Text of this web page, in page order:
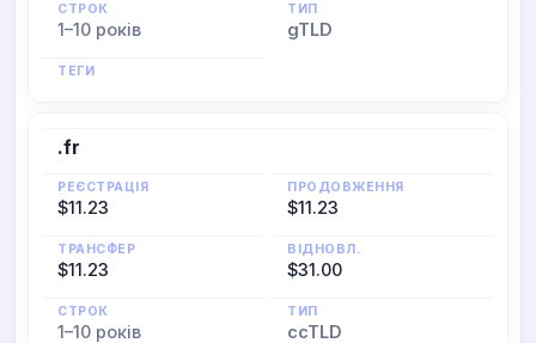
СТРОК
1–10 років
ТИП
gTLD
ТЕГИ
.fr
РЕЄСТРАЦІЯ
$11.23
ПРОДОВЖЕННЯ
$11.23
ТРАНСФЕР
$11.23
ВІДНОВЛ.
$31.00
СТРОК
1–10 років
ТИП
ccTLD